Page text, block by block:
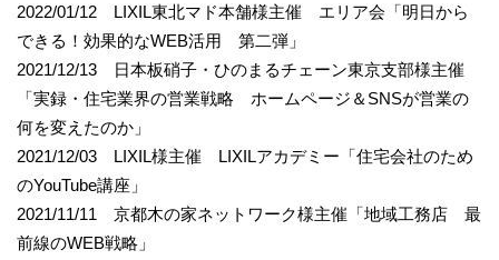
2022/01/12 LIXIL東北マド本舗様主催 エリア会「明日から
できる！効果的なWEB活用 第二弾」
2021/12/13 日本板硝子・ひのまるチェーン東京支部様主催
「実録・住宅業界の営業戦略 ホームページ＆SNSが営業の
何を変えたのか」
2021/12/03 LIXIL様主催 LIXILアカデミー「住宅会社のため
のYouTube講座」
2021/11/11 京都木の家ネットワーク様主催「地域工務店 最
前線のWEB戦略」